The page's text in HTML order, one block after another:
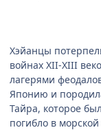
Хэйанцы
войнах XII-XIII
лагерями
Японию и
Тайра, которое
погибло в